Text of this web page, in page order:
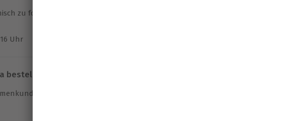
zu folgenden Zeiten, außer an bundesweiten
Uhr
bestellen?
Vorteile.